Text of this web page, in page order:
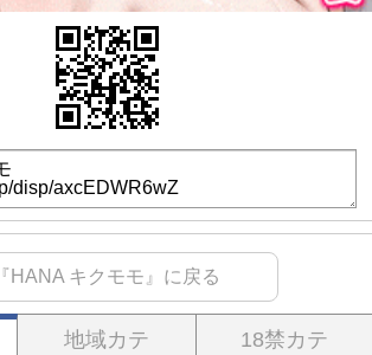
『HANA キクモモ』に戻る
地域カテ 18禁カテ